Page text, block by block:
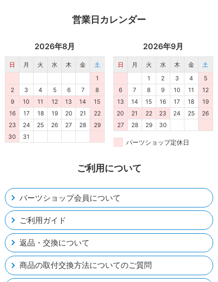
取付方法説明書や埋木などの同梱品が付属してい
ない商品です。
同梱品が必要な場合は、「※業者様向け」と記載の
ない商品をご購入ください。
ご利用について
パーツショップ会員について
ご利用ガイド
返品・交換について
商品の取付交換方法についてのご質問
営業日カレンダー
2026年8月
日 月 火 水 木 金
土
1
2
3 4 5 6 7
8
9
10 11 12 13 14
15
16
17 18 19 20 21
22
23
24 25 26 27 28
29
30
31
2026年9月
日 月 火 水 木 金
土
1
2 3 4
5
6
7 8 9 10 11
12
13
14 15 16 17 18
19
20
21 22 23 24 25
26
27
28 29 30
パーツショップ定休日